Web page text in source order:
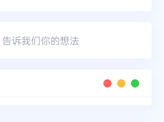
诉我们你的想法